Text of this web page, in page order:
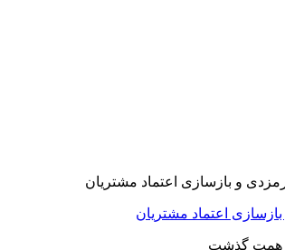
بازسازی اعتماد مشتریان